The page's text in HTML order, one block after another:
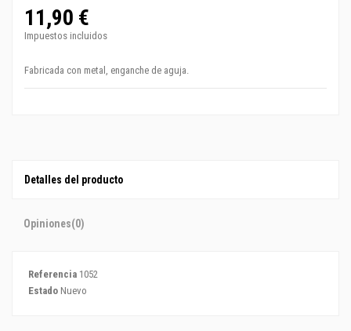
11,90 €
Impuestos incluidos
Fabricada con metal, enganche de aguja.
Detalles del producto
Opiniones(0)
Referencia 1052
Estado Nuevo